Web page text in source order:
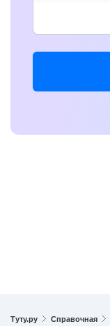
Туту.ру Справочная